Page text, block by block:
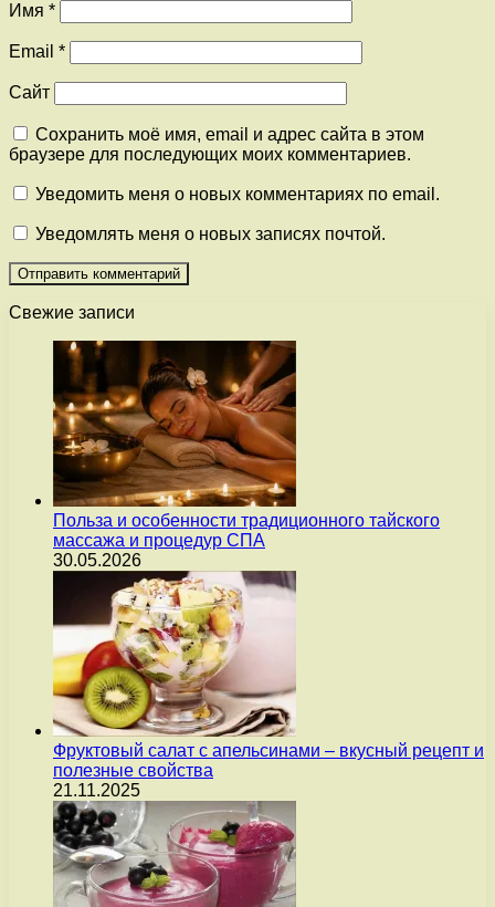
Имя *
Email *
Сайт
Сохранить моё имя, email и адрес сайта в этом
браузере для последующих моих комментариев.
Уведомить меня о новых комментариях по email.
Уведомлять меня о новых записях почтой.
Свежие записи
Польза и особенности традиционного тайского
массажа и процедур СПА
30.05.2026
Фруктовый салат с апельсинами – вкусный рецепт и
полезные свойства
21.11.2025